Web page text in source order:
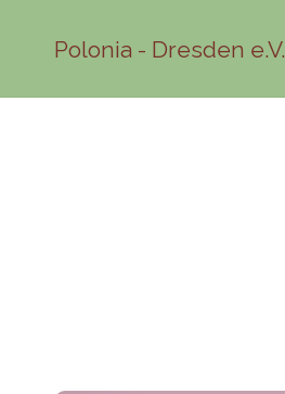
Polonia - Dresden e.V.